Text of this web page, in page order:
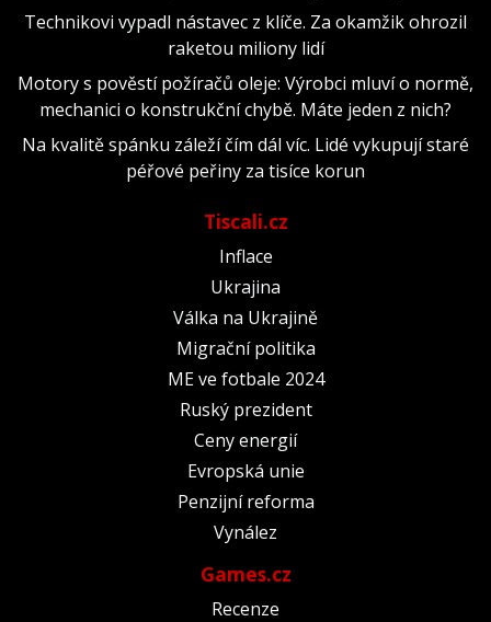
Technikovi vypadl nástavec z klíče. Za okamžik ohrozil
raketou miliony lidí
Motory s pověstí požíračů oleje: Výrobci mluví o normě,
mechanici o konstrukční chybě. Máte jeden z nich?
Na kvalitě spánku záleží čím dál víc. Lidé vykupují staré
péřové peřiny za tisíce korun
Tiscali.cz
Inflace
Ukrajina
Válka na Ukrajině
Migrační politika
ME ve fotbale 2024
Ruský prezident
Ceny energií
Evropská unie
Penzijní reforma
Vynález
Games.cz
Recenze